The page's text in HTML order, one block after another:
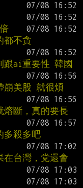
都不貪
跟ai重要性 韓國
崩美股 就很煩
斷，真的要長
多殺多吧
台灣，党還會